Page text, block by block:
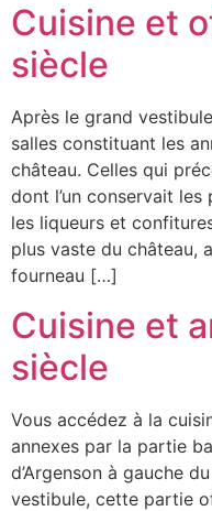
Cuisine et
siècle
Après le grand
salles constituant les
château. Celles qui
dont l’un conservait
les liqueurs et
plus vaste du château,
fourneau […]
Cuisine et
siècle
Vous accédez à la
annexes par la partie
d’Argenson à gauche
vestibule, cette partie